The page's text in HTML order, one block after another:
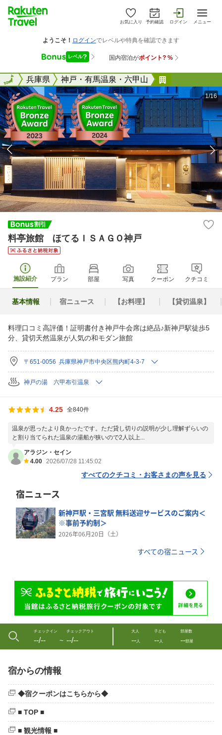
お気に入り 予約確認 ログイン メニュー
全国兵庫県 神戸・有馬温泉・六甲山
全国
1/16
料亭旅館 ほてるＩＳＡＧＯ神戸
施設紹介 プラン 部屋 写真 クーポン クチコミ
基本情報 宿ニュース 【お料理】 【貸切温泉】
料理口コミ高評価！証明書付き神戸牛会席は絶品♪新神戸駅徒歩5
分、貸切天然温泉が人気の和モダン旅館
〒651-0056 兵庫県神戸市中央区熊内町4-3-7
神戸の湯 六甲布引温泉
4.25 全840件
温泉が思ったより良かったです。ただ貸し切りの説明が少し理解ずらいの
と割り当てられた温泉の湯船が狭いので2人以上...
アラジン・セイン
4.00 2026/07/28 11:45:02
すべてのクチコミ・お客さまの声を見る
宿ニュース
新神戸駅・三宮駅 無料送迎サービスのご案内＜
※事前予約制＞
2026年06月20日（土）
すべての宿ニュース
チェックイン
--/-- 〜
チェックアウト
--/--
大人
--人
子ども
--人
部屋数
--部屋
宿からの情報
◆宿クーポンはこちらから◆
■ TOP ■
■ 観光情報 ■